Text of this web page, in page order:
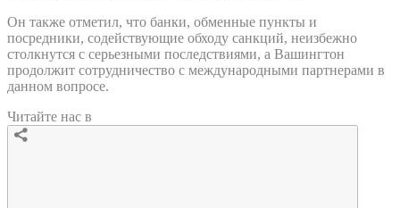
Он также отметил, что банки, обменные пункты и
посредники, содействующие обходу санкций, неизбежно
столкнутся с серьезными последствиями, а Вашингтон
продолжит сотрудничество с международными партнерами в
данном вопросе.
Читайте нас в